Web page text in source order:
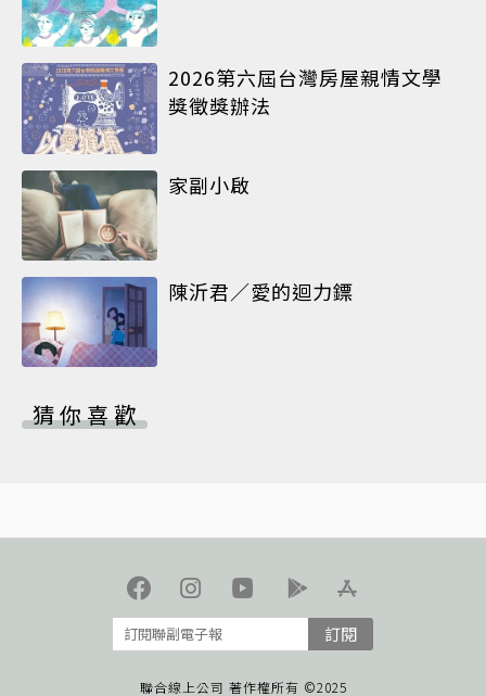
2026第六屆台灣房屋親情文學
獎徵獎辦法
家副小啟
陳沂君／愛的迴力鏢
猜你喜歡
訂閱
聯合線上公司 著作權所有 ©2025